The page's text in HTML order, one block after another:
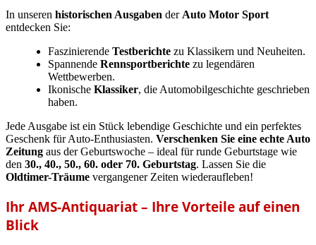
In unseren historischen Ausgaben der Auto Motor Sport
entdecken Sie:
Faszinierende Testberichte zu Klassikern und Neuheiten.
Spannende Rennsportberichte zu legendären
Wettbewerben.
Ikonische Klassiker, die Automobilgeschichte geschrieben
haben.
Jede Ausgabe ist ein Stück lebendige Geschichte und ein perfektes
Geschenk für Auto-Enthusiasten. Verschenken Sie eine echte Auto
Zeitung aus der Geburtswoche – ideal für runde Geburtstage wie
den 30., 40., 50., 60. oder 70. Geburtstag. Lassen Sie die
Oldtimer-Träume vergangener Zeiten wiederaufleben!
Ihr AMS-Antiquariat – Ihre Vorteile auf einen
Blick